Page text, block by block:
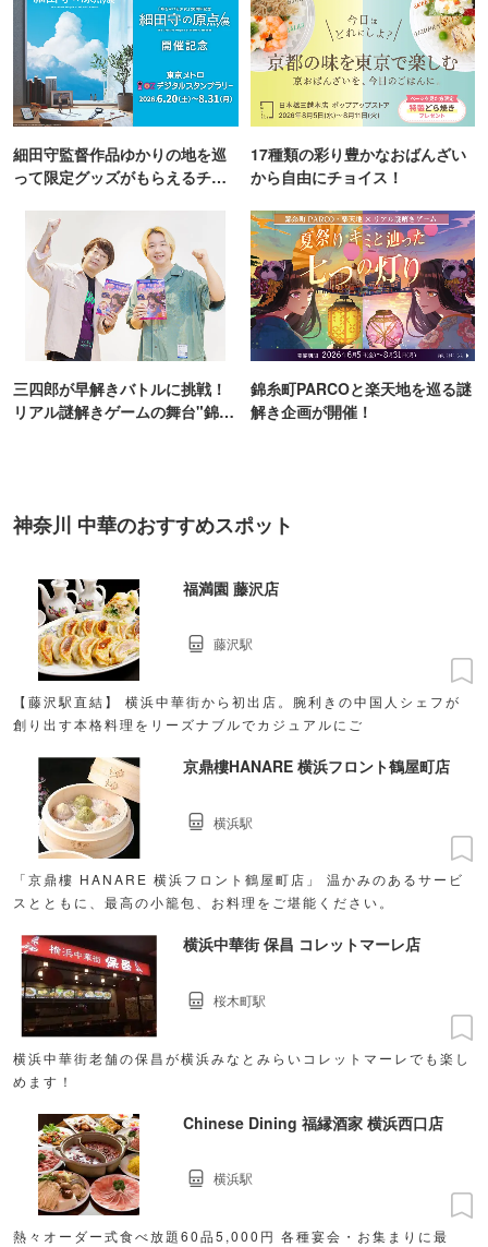
細田守監督作品ゆかりの地を巡
って限定グッズがもらえるチャ
17種類の彩り豊かなおばんざい
から自由にチョイス！
三四郎が早解きバトルに挑戦！
リアル謎解きゲームの舞台"錦糸
錦糸町PARCOと楽天地を巡る謎
解き企画が開催！
神奈川 中華のおすすめスポット
福満園 藤沢店
【藤沢駅直結】 横浜中華街から初出店。腕利きの中国人シェフが
創り出す本格料理をリーズナブルでカジュアルにご
藤沢駅
京鼎樓HANARE 横浜フロント鶴屋町店
「京鼎樓 HANARE 横浜フロント鶴屋町店」 温かみのあるサービ
スとともに、最高の小籠包、お料理をご堪能ください。
横浜駅
横浜中華街 保昌 コレットマーレ店
横浜中華街老舗の保昌が横浜みなとみらいコレットマーレでも楽し
めます！
桜木町駅
Chinese Dining 福縁酒家 横浜西口店
熱々オーダー式食べ放題60品5,000円 各種宴会・お集まりに最
横浜駅